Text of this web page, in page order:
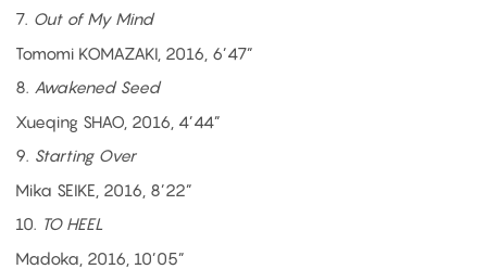
7. Out of My Mind
Tomomi KOMAZAKI, 2016, 6’47”
8. Awakened Seed
Xueqing SHAO, 2016, 4’44”
9. Starting Over
Mika SEIKE, 2016, 8’22”
10. TO HEEL
Madoka, 2016, 10’05”